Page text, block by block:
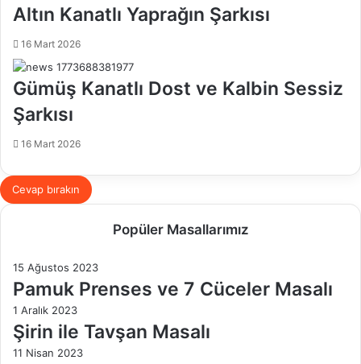
Altın Kanatlı Yaprağın Şarkısı
16 Mart 2026
Gümüş Kanatlı Dost ve Kalbin Sessiz
Şarkısı
16 Mart 2026
Cevap bırakın
Popüler Masallarımız
15 Ağustos 2023
Pamuk Prenses ve 7 Cüceler Masalı
1 Aralık 2023
Şirin ile Tavşan Masalı
11 Nisan 2023